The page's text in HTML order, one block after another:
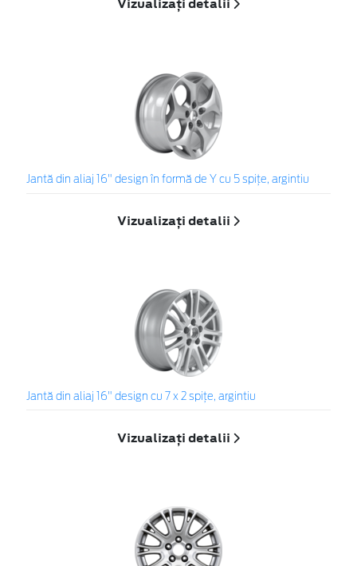
Vizualizați detalii
Jantă din aliaj 16" design în formă de Y cu 5 spiţe, argintiu
Vizualizați detalii
Jantă din aliaj 16" design cu 7 x 2 spiţe, argintiu
Vizualizați detalii